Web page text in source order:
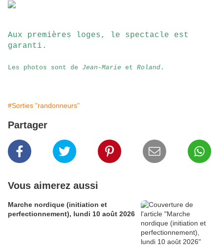
Aux premières loges, le spectacle est
garanti.
Les photos sont de Jean-Marie et Roland .
#Sorties "randonneurs"
Partager
Vous aimerez aussi
Marche nordique (initiation et
perfectionnement), lundi 10 août 2026